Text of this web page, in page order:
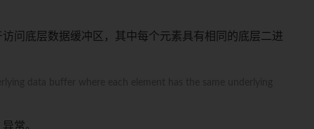
问底层数据缓冲区，其中每个元素具有相同的底层二进
异常。